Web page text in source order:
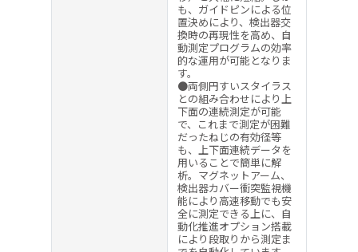
も、ガイドピンによる位
置決めにより、検出器交
換時の再現性を高め、自
動測定プログラムの効率
的な運用が可能となりま
す。
●両側円すいスタイラス
との組み合わせにより上
下面の連続測定が可能
で、これまで測定が困難
だったねじの有効径等
も、上下面連続データを
用いることで簡単に解
析。マグネットアーム、
検出器カバー衝突監視機
能により高速移動でも安
全に測定できる上に、自
動化推進オプション搭載
により段取りから測定ま